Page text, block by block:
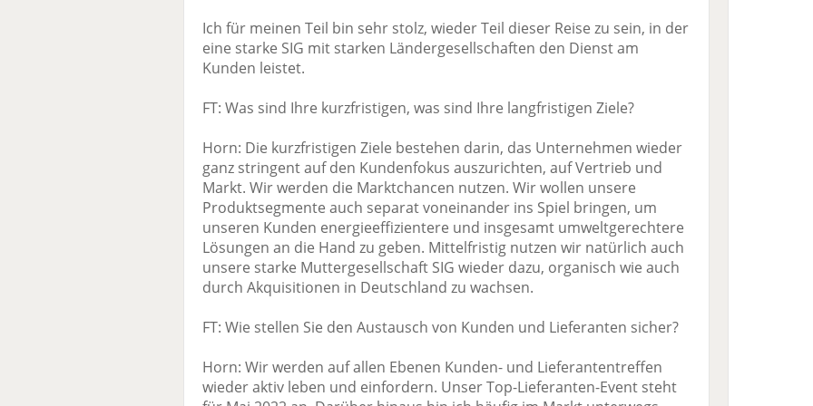
Ich für meinen Teil bin sehr stolz, wieder Teil dieser Reise zu sein, in der
eine starke SIG mit starken Ländergesellschaften den Dienst am
Kunden leistet.
FT: Was sind Ihre kurzfristigen, was sind Ihre langfristigen Ziele?
Horn: Die kurzfristigen Ziele bestehen darin, das Unternehmen wieder
ganz stringent auf den Kundenfokus auszurichten, auf Vertrieb und
Markt. Wir werden die Marktchancen nutzen. Wir wollen unsere
Produktsegmente auch separat voneinander ins Spiel bringen, um
unseren Kunden energieeffizientere und insgesamt umweltgerechtere
Lösungen an die Hand zu geben. Mittelfristig nutzen wir natürlich auch
unsere starke Muttergesellschaft SIG wieder dazu, organisch wie auch
durch Akquisitionen in Deutschland zu wachsen.
FT: Wie stellen Sie den Austausch von Kunden und Lieferanten sicher?
Horn: Wir werden auf allen Ebenen Kunden- und Lieferantentreffen
wieder aktiv leben und einfordern. Unser Top-Lieferanten-Event steht